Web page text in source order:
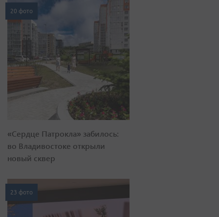
20 фото
«Сердце Патрокла» забилось:
во Владивостоке открыли
новый сквер
23 фото